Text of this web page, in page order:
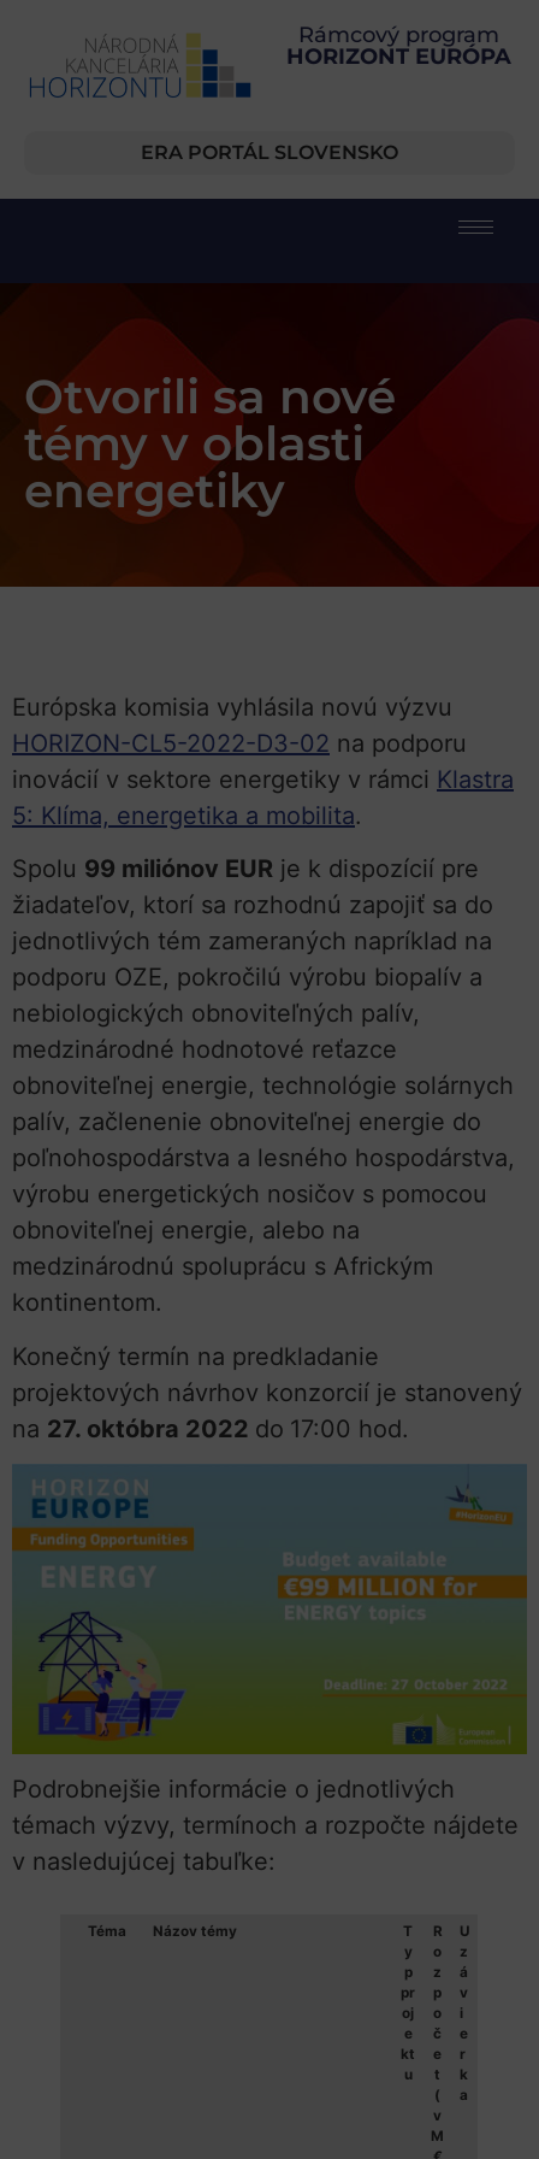
Rámcový program
HORIZONT EURÓPA
ERA PORTÁL SLOVENSKO
Otvorili sa nové
témy v oblasti
energetiky
Európska komisia vyhlásila novú výzvu
HORIZON-CL5-2022-D3-02 na podporu
inovácií v sektore energetiky v rámci Klastra
5: Klíma, energetika a mobilita.
Spolu 99 miliónov EUR je k dispozícií pre
žiadateľov, ktorí sa rozhodnú zapojiť sa do
jednotlivých tém zameraných napríklad na
podporu OZE, pokročilú výrobu biopalív a
nebiologických obnoviteľných palív,
medzinárodné hodnotové reťazce
obnoviteľnej energie, technológie solárnych
palív, začlenenie obnoviteľnej energie do
poľnohospodárstva a lesného hospodárstva,
výrobu energetických nosičov s pomocou
obnoviteľnej energie, alebo na
medzinárodnú spoluprácu s Africkým
kontinentom.
Konečný termín na predkladanie
projektových návrhov konzorcií je stanovený
na 27. októbra 2022 do 17:00 hod.
Podrobnejšie informácie o jednotlivých
témach výzvy, termínoch a rozpočte nájdete
v nasledujúcej tabuľke:
Téma Názov témy
T
y
p
pr
oj
e
kt
u
R
o
z
p
o
č
e
t
(
v
M
U
z
á
v
i
e
r
k
a